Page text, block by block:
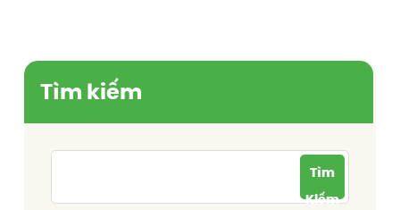
Tìm kiếm
Tìm
Kiếm